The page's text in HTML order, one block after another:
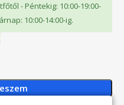
- Péntekig: 10:00-19:00-
10:00-14:00-ig.